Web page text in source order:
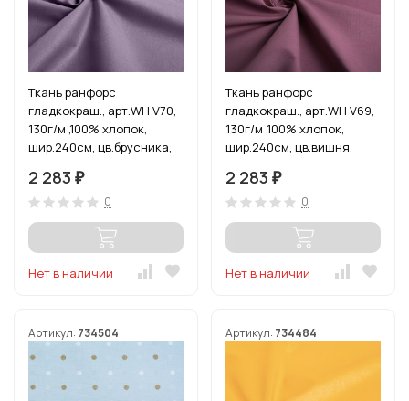
Ткань ранфорс
гладкокраш., арт.WH V70,
130г/м ,100% хлопок,
шир.240см, цв.брусника,
2 283 ₽
0
Нет в наличии
Ткань ранфорс
гладкокраш., арт.WH V69,
130г/м ,100% хлопок,
шир.240см, цв.вишня,
2 283 ₽
0
Нет в наличии
Артикул: 734504 Артикул: 734484